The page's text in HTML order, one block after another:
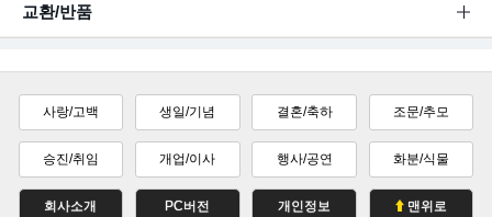
교환/반품
사랑/고백 생일/기념 결혼/축하 조문/추모
승진/취임 개업/이사 행사/공연 화분/식물
회사소개 PC버전 개인정보 맨위로